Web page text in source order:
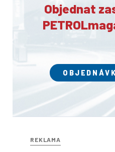
Objednat
REKLAMA